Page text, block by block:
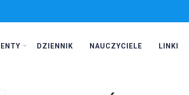
DZIENNIK NAUCZYCIELE LINKI